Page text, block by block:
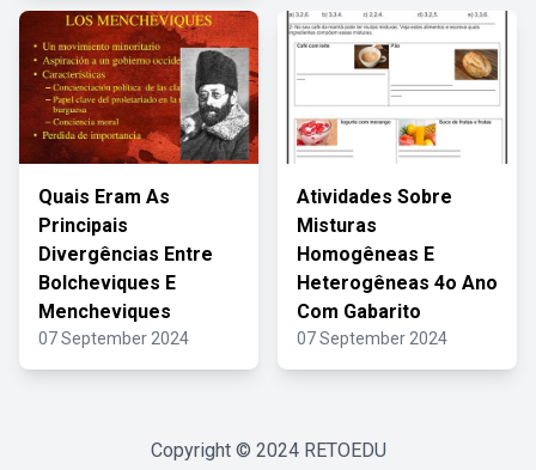
Quais Eram As
Principais
Divergências Entre
Bolcheviques E
Mencheviques
07 September 2024
Atividades Sobre
Misturas
Homogêneas E
Heterogêneas 4o Ano
Com Gabarito
07 September 2024
Copyright © 2024 RETOEDU